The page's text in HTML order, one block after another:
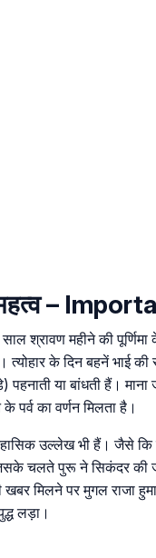
महत्व –
साल श्रावण महीने की
त्योहार के दिन बहनें भाई
या बांधती हैं।
के पर्व का वर्णन मिलता है।
उल्लेख भी हैं। जैसे कि
चलते पुरू ने सिकंदर की
खबर मिलने पर मुगल राजा
लड़ा।